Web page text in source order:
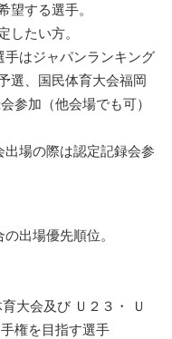
望する選手。
したい方。
はジャパンランキング
選、国民体育大会福岡
参加（他会場でも可）
場の際は認定記録会参
出場優先順位。
大会及び Ｕ２３・ Ｕ
権を目指す選手